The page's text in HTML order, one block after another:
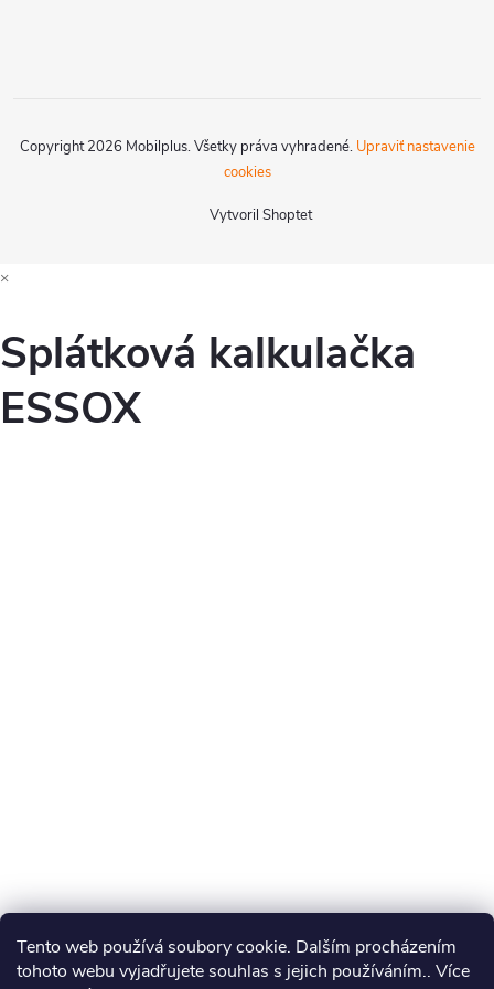
Tento web používá soubory cookie. Dalším procházením
tohoto webu vyjadřujete souhlas s jejich používáním.. Více
Vytvoril Shoptet
Copyright 2026 Mobilplus. Všetky práva vyhradené. Upraviť nastavenie
cookies
×
Splátková kalkulačka
ESSOX